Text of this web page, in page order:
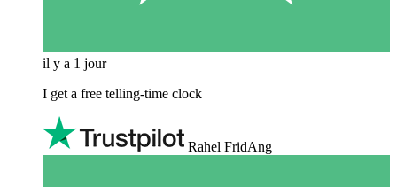
il y a 1 jour
I get a free telling-time clock
Rahel FridAng